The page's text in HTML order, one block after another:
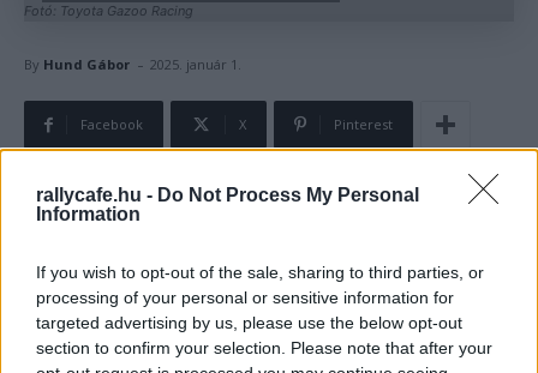
rallycafe.hu - Do Not Process My Personal
Information
If you wish to opt-out of the sale, sharing to third parties, or
processing of your personal or sensitive information for
targeted advertising by us, please use the below opt-out
section to confirm your selection. Please note that after your
Fotó: Toyota Gazoo Racing
By Hund Gábor - 2025. január 1.
Facebook X Pinterest
A négyszeres világbajnok Juha Kankkunen 2025-ben a
ugyanakkor Jari-Matti Latvala távollétében a
csapatvezetői szerepet fogja betölteni. Sébastien Ogier
szerint a finn legenda tapasztalata sokat érhet a Toyota